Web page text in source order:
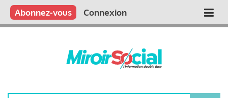
Aller
contenu
Main
Qui sommes nous ?
Vous publiez
Nous publions
Contactez-nous
Abonnez-vous Connexion